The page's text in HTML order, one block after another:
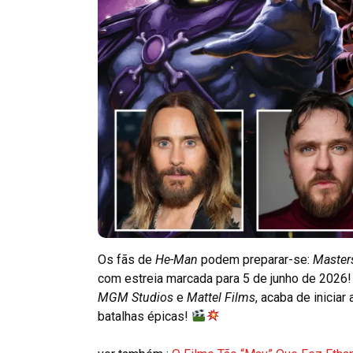
Os fãs de He-Man podem preparar-se:
com estreia marcada para 5 de junho de
MGM Studios e Mattel Films, acaba de iniciar
batalhas épicas!